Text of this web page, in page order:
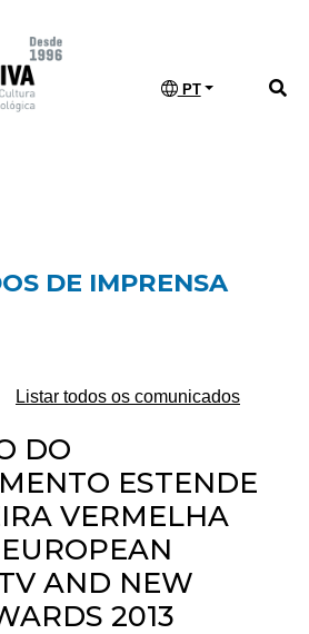
PT
DE IMPRENSA
Listar todos os comunicados
DO
ESTENDE
VERMELHA
AND NEW
2013